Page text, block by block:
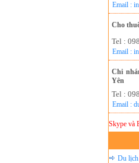
Email :
Cho
Tel :
Email :
Chi
Yên
Tel :
Email :
Thoại, Nick Yahoo , Nick Skype và Email
Du